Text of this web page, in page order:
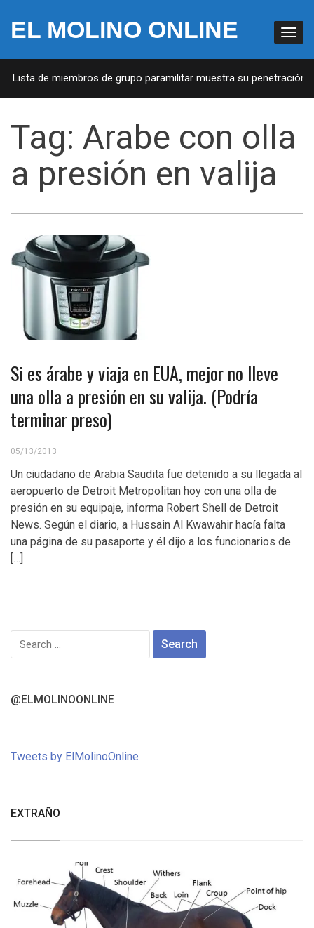
EL MOLINO ONLINE
Lista de miembros de grupo paramilitar muestra su penetración
Tag: Arabe con olla
a presión en valija
Si es árabe y viaja en EUA, mejor no lleve
una olla a presión en su valija. (Podría
terminar preso)
05/13/2013
Un ciudadano de Arabia Saudita fue detenido a su llegada al
aeropuerto de Detroit Metropolitan hoy con una olla de
presión en su equipaje, informa Robert Shell de Detroit
News. Según el diario, a Hussain Al Kwawahir hacía falta
una página de su pasaporte y él dijo a los funcionarios de
[…]
Search
for:
@ELMOLINOONLINE
Tweets by ElMolinoOnline
EXTRAÑO